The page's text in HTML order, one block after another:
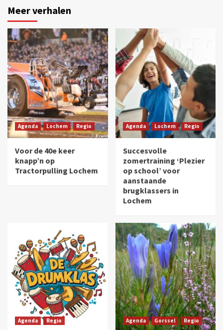
Meer verhalen
Agenda Lochem Regio
Voor de 40e keer
knapp’n op
Tractorpulling Lochem
Agenda Lochem Regio
Succesvolle
zomertraining ‘Plezier
op school’ voor
aanstaande
brugklassers in
Lochem
Agenda Regio Agenda Gorssel Regio